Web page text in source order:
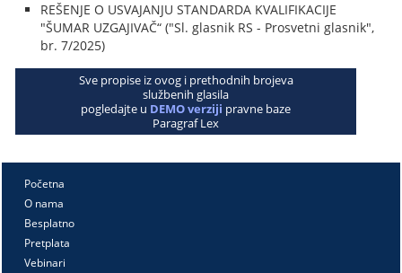
REŠENJE O USVAJANJU STANDARDA KVALIFIKACIJE
"ŠUMAR UZGAJIVAČ“ ("Sl. glasnik RS - Prosvetni glasnik",
br. 7/2025)
Sve propise iz ovog i prethodnih brojeva
službenih glasila
pogledajte u DEMO verziji pravne baze
Paragraf Lex
Početna
O nama
Besplatno
Pretplata
Vebinari